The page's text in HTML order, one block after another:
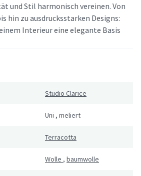
und Stil harmonisch vereinen. Von
hin zu ausdrucksstarken Designs:
Interieur eine elegante Basis
Studio Clarice
Uni , meliert
Terracotta
Wolle , baumwolle